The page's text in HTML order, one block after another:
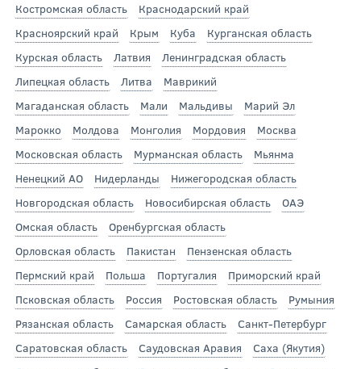
Костромская область
Краснодарский край
Красноярский край
Крым Куба
Курганская область
Курская область
Латвия
Ленинградская область
Липецкая область
Литва
Маврикий
Магаданская область
Мали Мальдивы
Марий Эл
Марокко
Молдова Монголия Мордовия
Москва
Московская область
Мурманская область
Мьянма
Ненецкий АО
Нидерланды
Нижегородская область
Новгородская область
Новосибирская область
ОАЭ
Омская область
Оренбургская область
Орловская область
Пакистан
Пензенская область
Пермский край
Польша Португалия
Приморский край
Псковская область
Россия Ростовская область
Румыния
Рязанская область
Самарская область
Санкт-Петербург
Саратовская область
Саудовская Аравия
Саха (Якутия)